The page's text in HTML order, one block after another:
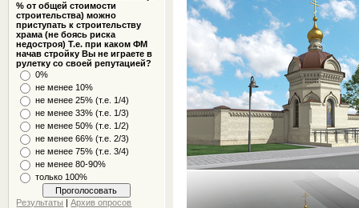
% от общей стоимости
строительства) можно
приступать к строительству
храма (не боясь риска
недостроя) Т.е. при каком ФМ
начав стройку Вы не играете в
рулетку со своей репутацией?
0%
не менее 10%
не менее 25% (т.е. 1/4)
не менее 33% (т.е. 1/3)
не менее 50% (т.е. 1/2)
не менее 66% (т.е. 2/3)
не менее 75% (т.е. 3/4)
не менее 80-90%
только 100%
Результаты |Архив опросов